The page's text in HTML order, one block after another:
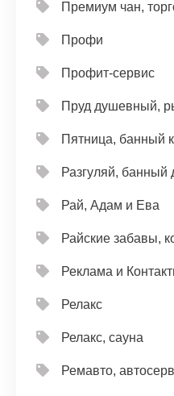
Премиум чан,
Профи
Профит-сервис
Пруд душевный,
Пятница, банный
Разгуляй, банный
Рай, Адам и Ева
Райские забавы,
Реклама и
Релакс
Релакс, сауна
Ремавто,